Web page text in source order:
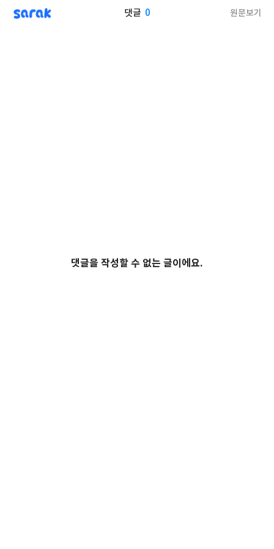
sarak 댓글 0 원문보기
댓글을 작성할 수 없는 글이에요.